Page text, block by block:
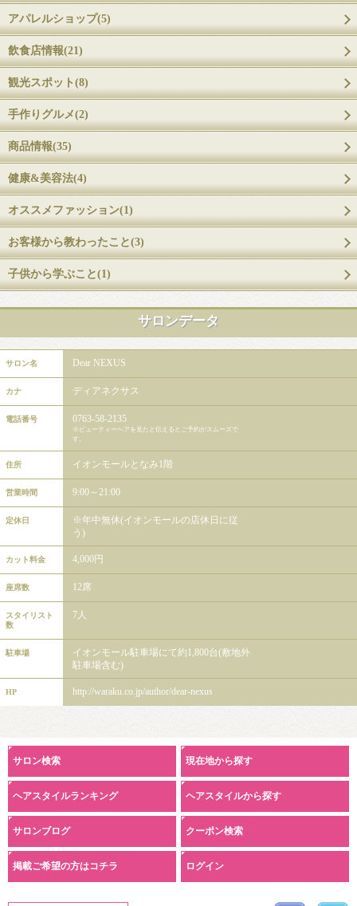
アパレルショップ(5)
飲食店情報(21)
観光スポット(8)
手作りグルメ(2)
商品情報(35)
健康&美容法(4)
オススメファッション(1)
お客様から教わったこと(3)
子供から学ぶこと(1)
サロンデータ
サロン名 Dear NEXUS
カナ ディアネクサス
電話番号 0763-58-2135
※ビューティーヘアを見たと伝えるとご予約がスムーズで
す。
住所 イオンモールとなみ1階
営業時間 9:00～21:00
定休日
※年中無休(イオンモールの店休日に従
う)
カット料金 4,000円
座席数 12席
スタイリスト
数
7人
駐車場
イオンモール駐車場にて約1,800台(敷地外
駐車場含む)
HP http://waraku.co.jp/author/dear-nexus
サロン検索 現在地から探す
ヘアスタイルランキング ヘアスタイルから探す
サロンブログ クーポン検索
掲載ご希望の方はコチラ ログイン